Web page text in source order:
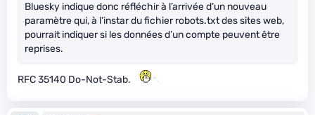
Bluesky indique donc réfléchir à l’arrivée d’un nouveau
paramètre qui, à l’instar du fichier robots.txt des sites web,
pourrait indiquer si les données d’un compte peuvent être
reprises.
RFC 35140 Do-Not-Stab.